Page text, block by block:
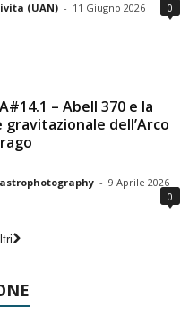
(UAN) - 11 Giugno 2026 0
– Abell 370 e la
dell’Arco
- 9 Aprile 2026
0